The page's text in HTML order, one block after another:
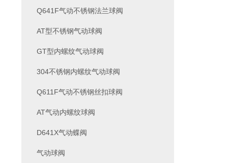
Q641F气动不锈钢法兰球阀
AT型不锈钢气动球阀
GT型内螺纹气动球阀
304不锈钢内螺纹气动球阀
Q611F气动不锈钢丝扣球阀
AT气动内螺纹球阀
D641X气动蝶阀
气动球阀